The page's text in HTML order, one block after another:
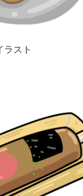
ラスト